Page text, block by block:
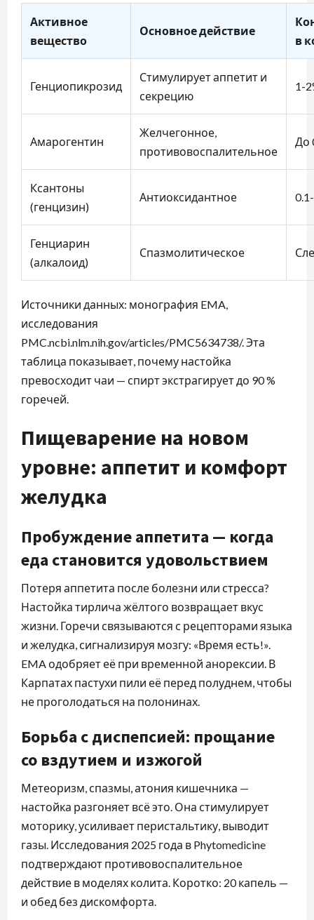
Активное
вещество
Основное действие
в
Генциопикрозид
Стимулирует аппетит и
секрецию
1-
Амарогентин
Желчегонное,
противовоспалительное
До
Ксантоны
(генцизин)
Антиоксидантное
Генциарин
(алкалоид)
Спазмолитическое
Источники данных: монография EMA,
исследования
PMC.ncbi.nlm.nih.gov/articles/PMC5634738/. Эта
таблица показывает, почему настойка
превосходит чаи — спирт экстрагирует до 90 %
горечей.
Пищеварение на новом
уровне: аппетит и комфорт
желудка
Пробуждение аппетита — когда
еда становится удовольствием
Потеря аппетита после болезни или стресса?
Настойка тирлича жёлтого возвращает вкус
жизни. Горечи связываются с рецепторами языка
и желудка, сигнализируя мозгу: «Время есть!».
EMA одобряет её при временной анорексии. В
Карпатах пастухи пили её перед полуднем, чтобы
не проголодаться на полонинах.
Борьба с диспепсией: прощание
со вздутием и изжогой
Метеоризм, спазмы, атония кишечника —
настойка разгоняет всё это. Она стимулирует
моторику, усиливает перистальтику, выводит
газы. Исследования 2025 года в Phytomedicine
подтверждают противовоспалительное
действие в моделях колита. Коротко: 20 капель —
и обед без дискомфорта.